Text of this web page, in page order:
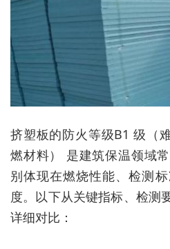
挤塑板的防火等级B1 级（
燃材料） 是建筑保温领域
别体现在燃烧性能、检测
度。以下从关键指标、检测
详细对比：